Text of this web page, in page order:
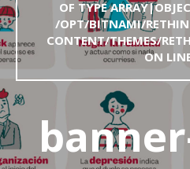
FAMILIA Y AMIGOS
EMPRESA
DEPRESSÃO SEM RODEIOS
OF TYPE
/OPT/BITNAMI/
CONTENT/THEMES/
ON